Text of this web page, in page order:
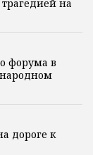
на
форума в
дороге к